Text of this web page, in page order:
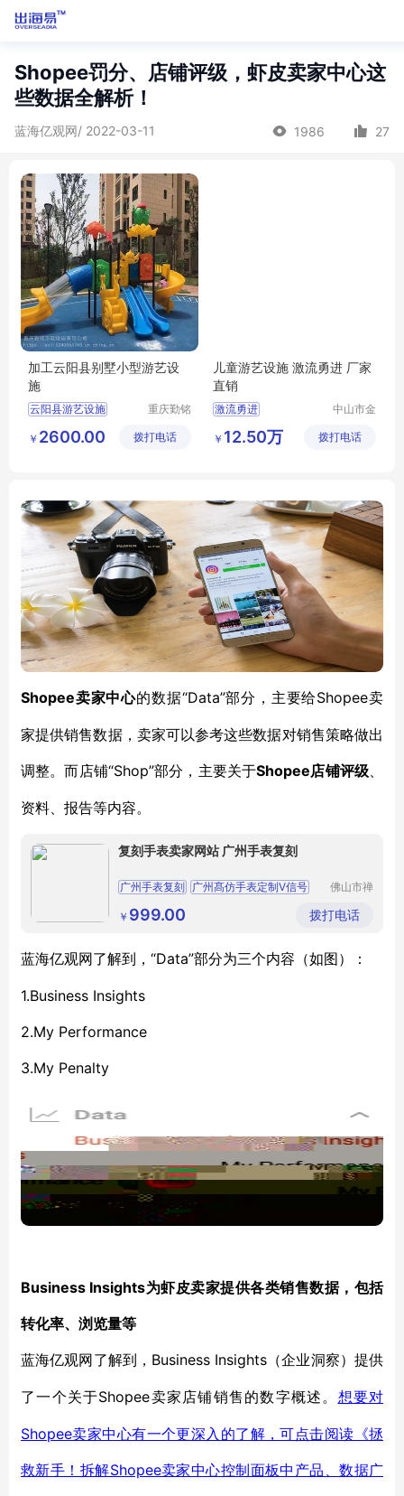
Shopee罚分、店铺评级，虾皮卖家中心这
些数据全解析！
蓝海亿观网/ 2022-03-11 1986 27
加工云阳县别墅小型游艺设
施
云阳县游艺设施
别墅游艺设施
重庆勤铭
有限公司
￥ 2600.00 拨打电话
儿童游艺设施 激流勇进 厂家
直销
激流勇进
中山市金
备有限公
￥ 12.50万 拨打电话
Shopee卖家中心的数据“Data”部分，主要给Shopee卖
家提供销售数据，卖家可以参考这些数据对销售策略做出
调整。而店铺“Shop”部分，主要关于Shopee店铺评级
资料、报告等内容。
复刻手表卖家网站 广州手表复刻
广州手表复刻
广州髙仿手表定制Ⅴ信号
帝舵格林尼治复刻
广州髙仿手表定制Ⅴ信号
佛山市禅
微购服装
商行
￥ 999.00 拨打电话
蓝海亿观网了解到， “Data”部分为三个内容（如图）：
1.Business Insights
2.My Performance
3.My Penalty
Business Insights为虾皮卖家提供各类销售数据，包括
转化率、浏览量等
蓝海亿观网了解到， Business Insights（企业洞察）提供
了一个关于Shopee卖家店铺销售的数字概述。 想要对
Shopee卖家中心有一个更深入的了解，可点击阅读《拯
救新手！拆解Shopee卖家中心控制面板中产品、数据广